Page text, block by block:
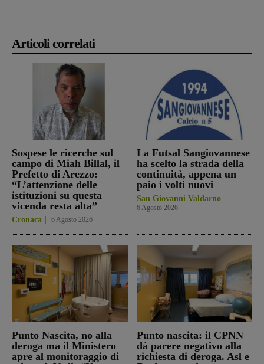
Articoli correlati
Sospese le ricerche sul
campo di Miah Billal, il
Prefetto di Arezzo:
“L’attenzione delle
istituzioni su questa
vicenda resta alta”
Cronaca 6 Agosto 2026
La Futsal Sangiovannese
ha scelto la strada della
continuità, appena un
paio i volti nuovi
San Giovanni Valdarno
6 Agosto 2026
Punto Nascita, no alla
deroga ma il Ministero
apre al monitoraggio di
Punto nascita: il CPNN
dà parere negativo alla
richiesta di deroga. Asl e